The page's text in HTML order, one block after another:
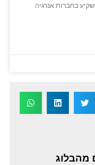
בחברות אנרגיה
מהבלוג